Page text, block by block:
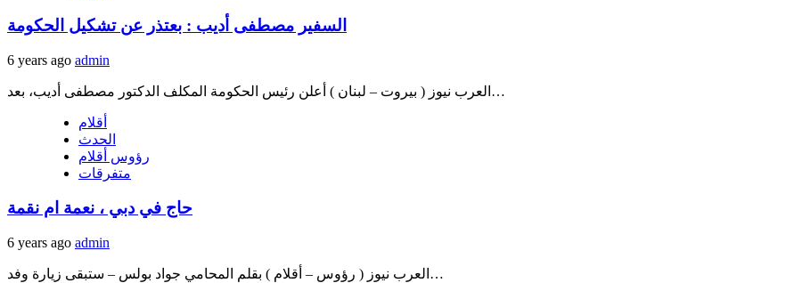
السفير مصطفى أديب : بعتذر عن تشكيل الحكومة
6 years ago admin
العرب نيوز ( بيروت – لبنان ) أعلن رئيس الحكومة المكلف الدكتور مصطفى أديب، بعد…
أقلام
الحدث
رؤوس أقلام
متفرقات
حاج في دبي ، نعمة ام نقمة
6 years ago admin
العرب نيوز ( رؤوس – أقلام ) بقلم المحامي جواد بولس – ستبقى زيارة وفد…